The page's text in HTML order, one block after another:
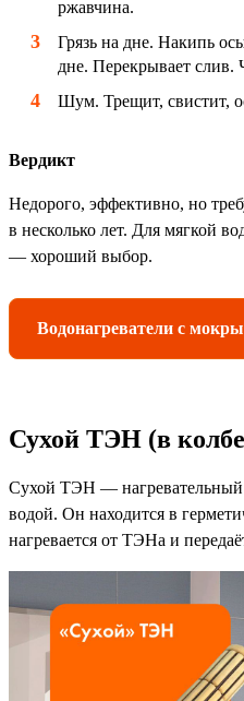
ржавчина.
Грязь на дне. Накипь
дне. Перекрывает
Шум. Трещит, свистит,
Вердикт
Недорого, эффективно, но
в несколько лет. Для мягкой
— хороший выбор.
Водонагреватели с
Сухой ТЭН (в
Сухой ТЭН — нагревательный
водой. Он находится в
нагревается от ТЭНа и